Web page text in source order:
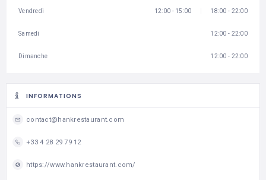
Vendredi 12:00 - 15:00 18:00 - 22:00
Samedi 12:00 - 22:00
Dimanche 12:00 - 22:00
INFORMATIONS
contact@hankrestaurant.com
+33 4 28 29 79 12
https://www.hankrestaurant.com/